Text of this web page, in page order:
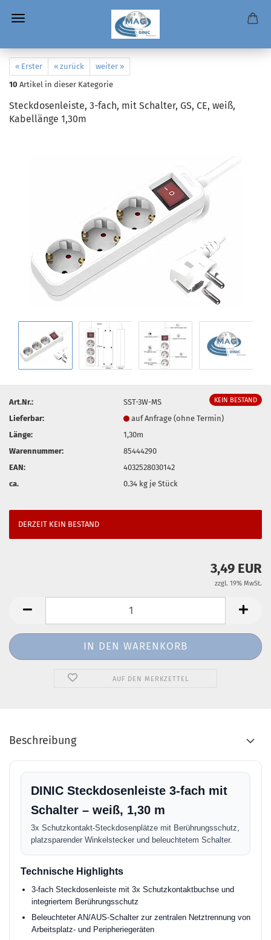
« Erster « zurück
weiter »
10 Artikel in dieser Kategorie
Steckdosenleiste, 3-fach, mit Schalter, GS, CE, weiß,
Kabellänge 1,30m
KEIN BESTAND
Art.Nr.:
SST-3W-MS
Lieferbar:
auf Anfrage (ohne Termin)
Länge:
1,30m
Warennummer:
85444290
EAN:
4032528030142
ca.
0.34 kg je Stück
DERZEIT KEIN BESTAND
3,49 EUR
zzgl. 19% MwSt.
AUF DEN MERKZETTEL
Beschreibung
DINIC Steckdosenleiste 3-fach mit
Schalter – weiß, 1,30 m
3x Schutzkontakt-Steckdosenplätze mit Berührungsschutz,
platzsparender Winkelstecker und beleuchtetem Schalter.
Technische Highlights
3-fach Steckdosenleiste mit 3x Schutzkontaktbuchse und
integriertem Berührungsschutz
Beleuchteter AN/AUS-Schalter zur zentralen Netztrennung von
Arbeitsplatz- und Peripheriegeräten